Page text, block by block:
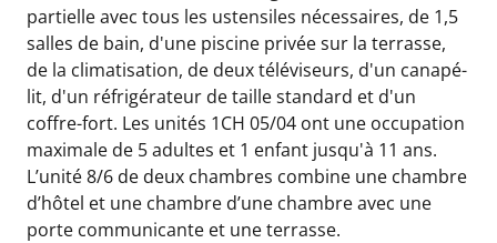
partielle avec tous les ustensiles nécessaires, de 1,5
salles de bain, d'une piscine privée sur la terrasse,
de la climatisation, de deux téléviseurs, d'un canapé-
lit, d'un réfrigérateur de taille standard et d'un
coffre-fort. Les unités 1CH 05/04 ont une occupation
maximale de 5 adultes et 1 enfant jusqu'à 11 ans.
L’unité 8/6 de deux chambres combine une chambre
d’hôtel et une chambre d’une chambre avec une
porte communicante et une terrasse.